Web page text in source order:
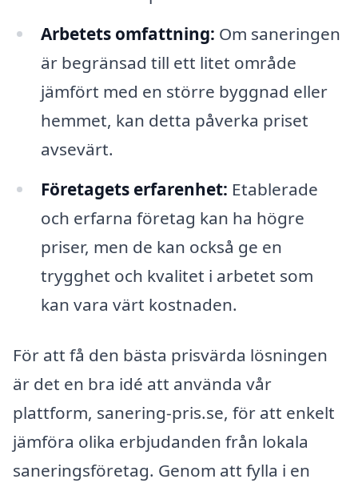
Arbetets omfattning: Om saneringen
är begränsad till ett litet område
jämfört med en större byggnad eller
hemmet, kan detta påverka priset
avsevärt.
Företagets erfarenhet: Etablerade
och erfarna företag kan ha högre
priser, men de kan också ge en
trygghet och kvalitet i arbetet som
kan vara värt kostnaden.
För att få den bästa prisvärda lösningen
är det en bra idé att använda vår
plattform, sanering-pris.se, för att enkelt
jämföra olika erbjudanden från lokala
saneringsföretag. Genom att fylla i en